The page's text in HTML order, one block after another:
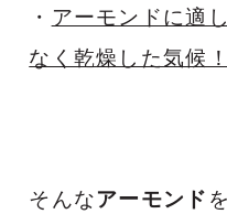
・ アーモンドに適
なく乾燥した気候！
そんなアーモンド